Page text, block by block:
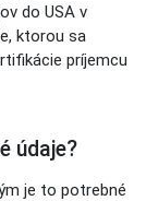
do USA v
ktorou sa
príjemcu
údaje?
je to potrebné